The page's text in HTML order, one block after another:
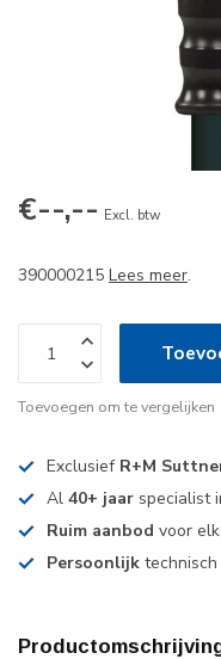
€--,-- Excl. btw
390000215 Lees meer.
Toevoegen om te vergelijken
Exclusief R+M
Al 40+ jaar specialist
Ruim aanbod voor
Persoonlijk technisch